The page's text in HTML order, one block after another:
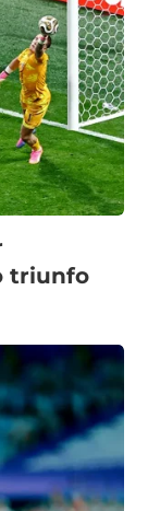
triunfo